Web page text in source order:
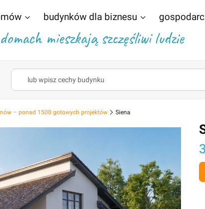
budynków dla biznesu
mieszkają szczęśliwi ludzie
– ponad 1500 gotowych projektów Siena